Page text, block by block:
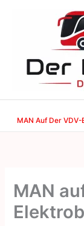
MAN Auf Der
MAN